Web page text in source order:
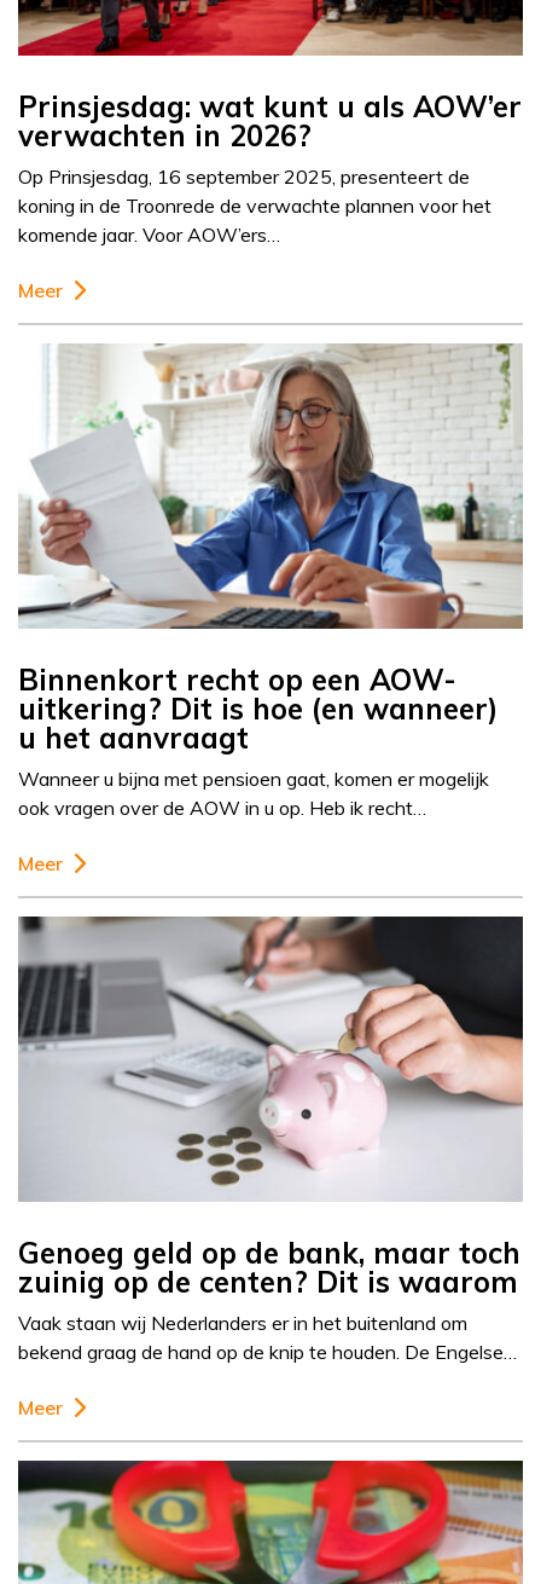
Prinsjesdag: wat kunt u als AOW’er
verwachten in 2026?
Op Prinsjesdag, 16 september 2025, presenteert de
koning in de Troonrede de verwachte plannen voor het
komende jaar. Voor AOW’ers…
Meer
Binnenkort recht op een AOW-
uitkering? Dit is hoe (en wanneer)
u het aanvraagt
Wanneer u bijna met pensioen gaat, komen er mogelijk
ook vragen over de AOW in u op. Heb ik recht…
Meer
Genoeg geld op de bank, maar toch
zuinig op de centen? Dit is waarom
Vaak staan wij Nederlanders er in het buitenland om
bekend graag de hand op de knip te houden. De Engelse…
Meer